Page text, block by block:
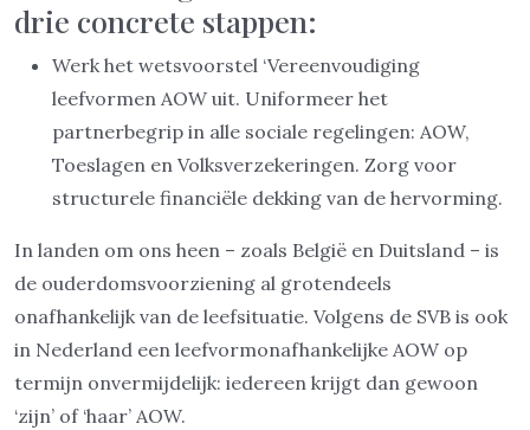
drie concrete stappen:
Werk het wetsvoorstel ‘Vereenvoudiging
leefvormen AOW uit. Uniformeer het
partnerbegrip in alle sociale regelingen: AOW,
Toeslagen en Volksverzekeringen. Zorg voor
structurele financiële dekking van de hervorming.
In landen om ons heen – zoals België en Duitsland – is
de ouderdomsvoorziening al grotendeels
onafhankelijk van de leefsituatie. Volgens de SVB is ook
in Nederland een leefvormonafhankelijke AOW op
termijn onvermijdelijk: iedereen krijgt dan gewoon
‘zijn’ of ‘haar’ AOW.